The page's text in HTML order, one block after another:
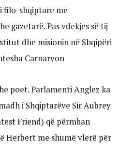
filo-shqiptare me
gazetarë. Pas vdekjes së tij
dhe misionin në Shqipëri
Carnarvon
poet. Parlamenti Anglez ka
i Shqiptarëve Sir Aubrey
Friend) që përmban
Herbert me shumë vlerë për